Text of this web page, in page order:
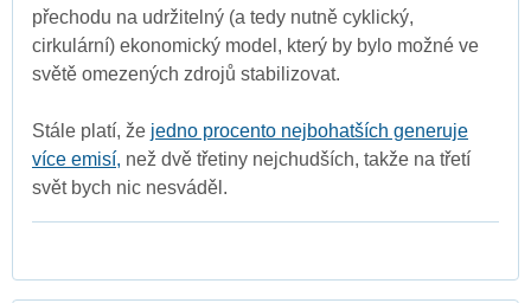
přechodu na udržitelný (a tedy nutně cyklický,
cirkulární) ekonomický model, který by bylo možné ve
světě omezených zdrojů stabilizovat.
Stále platí, že jedno procento nejbohatších generuje
více emisí, než dvě třetiny nejchudších, takže na třetí
svět bych nic nesváděl.